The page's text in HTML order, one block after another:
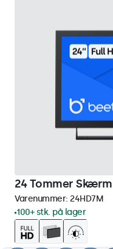
24 Tommer
Varenummer: 24HD7M
100+ stk. på lager